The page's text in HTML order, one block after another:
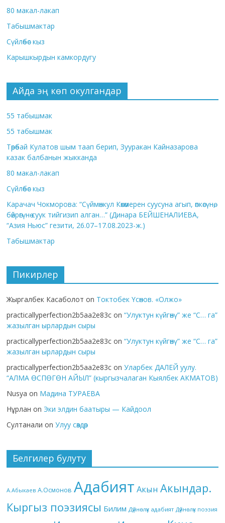
80 макал-лакап
Табышмактар
Сүйлөбөс кыз
Карышкырдын камкордугу
Айда эң көп окулгандар
55 табышмак
55 табышмак
Төрөбай Кулатов шым таап берип, Зууракан Кайназарова
казак балбанын жыкканда
80 макал-лакап
Сүйлөбөс кыз
Карачач Чокморова: “Сүймөнкул Көкөмерен суусуна агып, өпкөсүнө,
бөйрөгүнө суук тийгизип алган…” (Динара БЕЙШЕНАЛИЕВА,
“Азия Ньюс” гезити, 26.07–17.08.2023-ж.)
Табышмактар
Пикирлер
Жыргалбек Касаболот on Токтобек Үсөнов. «Олжо»
practicallyperfection2b5aa2e83c on“Улуктун күйгөнү” же “С… га”
жазылган ырлардын сыры
practicallyperfection2b5aa2e83c on“Улуктун күйгөнү” же “С… га”
жазылган ырлардын сыры
practicallyperfection2b5aa2e83c onУларбек ДАЛЕЙ уулу.
“АЛМА ӨСПӨГӨН АЙЫЛ” (кыргызчалаган Кыялбек АКМАТОВ)
Nusya on Мадина ТУРАЕВА
Нұрлан on Эки элдин баатыры — Кайдоол
Султанали onУлуу сөздөр
Белгилер булуту
А.Абыкаев А.Осмонов Адабият Акын Акындар.
Кыргыз поэзиясы Билим Дүйнөлүк адабият Дүйнөлүк поэзия